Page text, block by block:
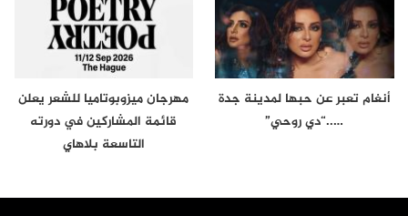
أنغام تعبر عن حبها لمدينة جدة
…..“دي روحي”
مهرجان ميزوبوتاميا للشعر يعلن
قائمة المشاركين في دورته
التاسعة بلاهاي